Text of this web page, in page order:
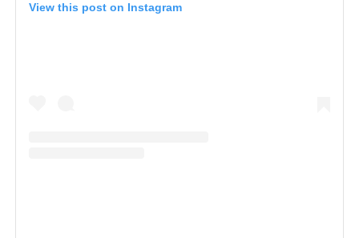
View this post on Instagram